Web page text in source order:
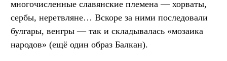
многочисленные славянские племена — хорваты,
сербы, неретвляне… Вскоре за ними последовали
булгары, венгры — так и складывалась «мозаика
народов» (ещё один образ Балкан).